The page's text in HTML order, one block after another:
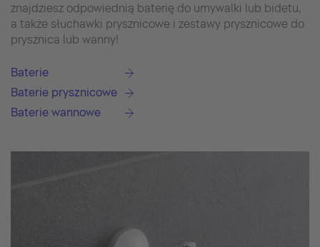
znajdziesz odpowiednią baterię do umywalki lub bidetu,
a także słuchawki prysznicowe i zestawy prysznicowe do
prysznica lub wanny!
Baterie
Baterie prysznicowe
Baterie wannowe